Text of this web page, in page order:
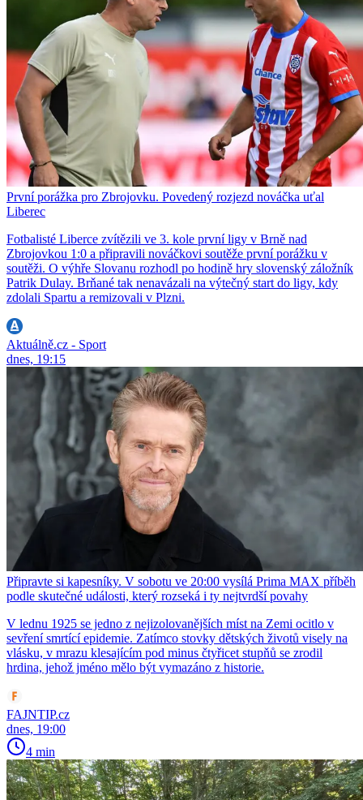
První porážka pro Zbrojovku. Povedený rozjezd nováčka uťal
Liberec
Fotbalisté Liberce zvítězili ve 3. kole první ligy v Brně nad
Zbrojovkou 1:0 a připravili nováčkovi soutěže první porážku v
soutěži. O výhře Slovanu rozhodl po hodině hry slovenský záložník
Patrik Dulay. Brňané tak nenavázali na výtečný start do ligy, kdy
zdolali Spartu a remizovali v Plzni.
Aktuálně.cz - Sport
dnes, 19:15
Připravte si kapesníky. V sobotu ve 20:00 vysílá Prima MAX příběh
podle skutečné události, který rozseká i ty nejtvrdší povahy
V lednu 1925 se jedno z nejizolovanějších míst na Zemi ocitlo v
sevření smrtící epidemie. Zatímco stovky dětských životů visely na
vlásku, v mrazu klesajícím pod minus čtyřicet stupňů se zrodil
hrdina, jehož jméno mělo být vymazáno z historie.
FAJNTIP.cz
dnes, 19:00
4 min